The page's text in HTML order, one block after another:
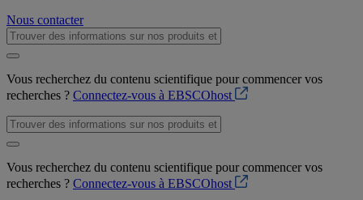
Nous contacter
Vous recherchez du contenu scientifique pour commencer vos
recherches ? Connectez-vous à EBSCOhost
Vous recherchez du contenu scientifique pour commencer vos
recherches ? Connectez-vous à EBSCOhost